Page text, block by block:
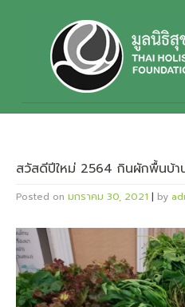
สวัสดีปีใหม่ 2564 กินผักพื้นบ้
Posted on มกราคม 30, 2021 | by